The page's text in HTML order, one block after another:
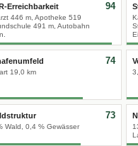
Erreichbarkeit
446 m, Apotheke 519
491 m, Autobahn
94
19,0 km
74
Wald, 0,4 % Gewässer
73